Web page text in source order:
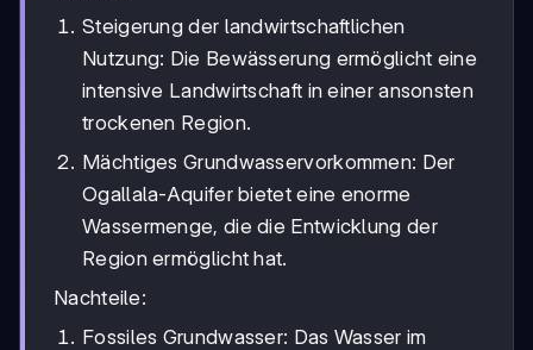
Steigerung der landwirtschaftlichen
Nutzung: Die Bewässerung ermöglicht eine
intensive Landwirtschaft in einer ansonsten
trockenen Region.
Mächtiges Grundwasservorkommen: Der
Ogallala-Aquifer bietet eine enorme
Wassermenge, die die Entwicklung der
Region ermöglicht hat.
Nachteile:
Fossiles Grundwasser: Das Wasser im